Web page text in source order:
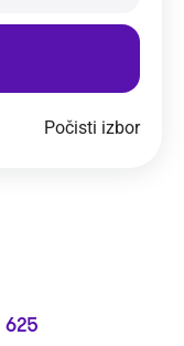
Počisti izbor
625